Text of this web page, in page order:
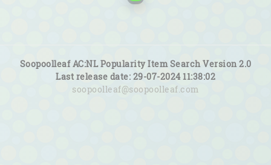
Soopoolleaf AC:NL Popularity Item Search Version 2.0
Last release date: 29-07-2024 11:38:02
soopoolleaf@soopoolleaf.com